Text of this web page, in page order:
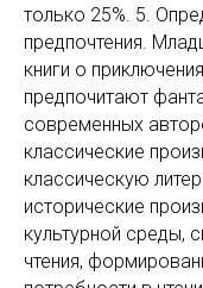
только 25%. 5.
предпочтения.
книги о
предпочитают
современных
классические
классическую
исторические
культурной среды,
чтения,